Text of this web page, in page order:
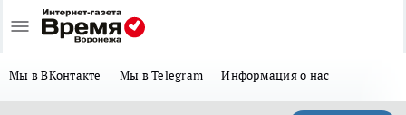
Мы в ВКонтакте Мы в Telegram Информация о нас